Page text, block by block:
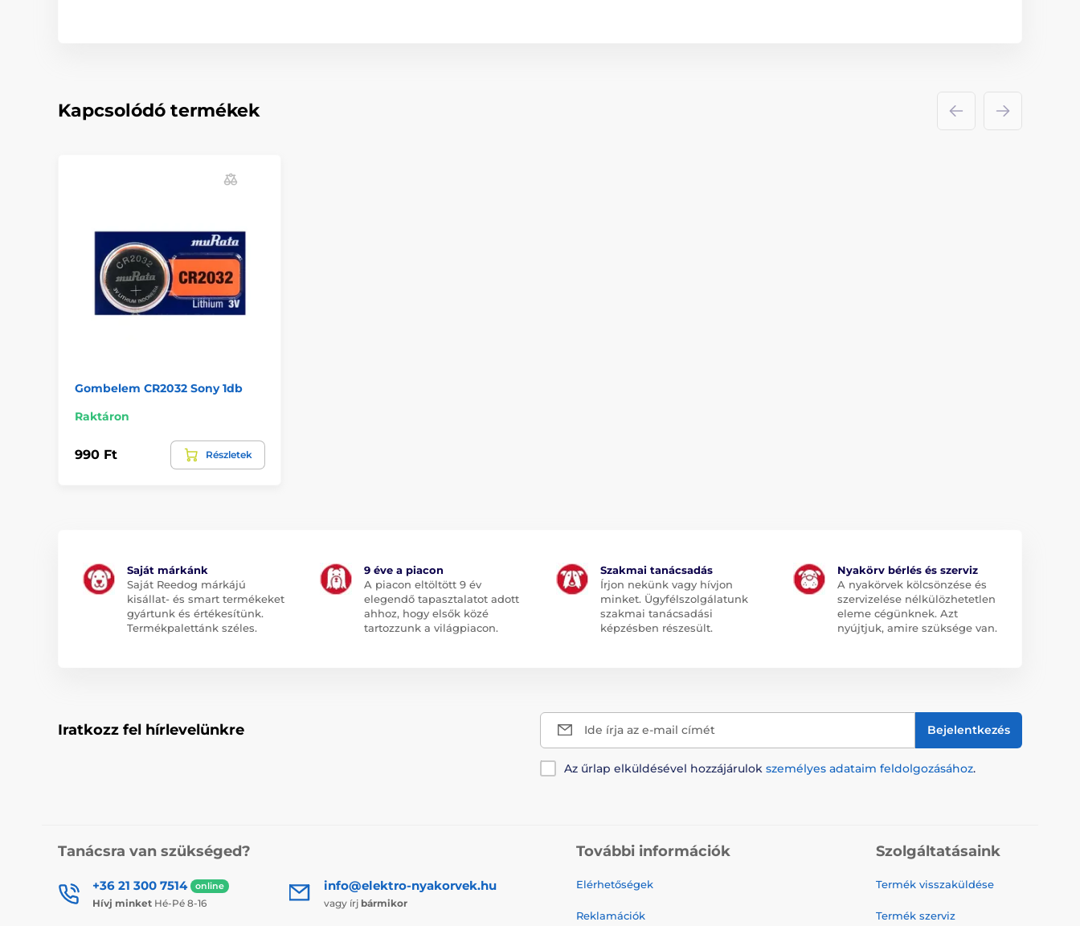
Kapcsolódó termékek
Gombelem CR2032 Sony 1db
Raktáron
990 Ft Részletek
Saját márkánk
Saját Reedog márkájú
kisállat- és smart termékeket
gyártunk és értékesítünk.
Termékpalettánk széles.
9 éve a piacon
A piacon eltöltött 9 év
elegendő tapasztalatot adott
ahhoz, hogy elsők közé
tartozzunk a világpiacon.
Szakmai tanácsadás
Írjon nekünk vagy hívjon
minket. Ügyfélszolgálatunk
szakmai tanácsadási
képzésben részesült.
Nyakörv bérlés és szerviz
A nyakörvek kölcsönzése és
szervizelése nélkülözhetetlen
eleme cégünknek. Azt
nyújtjuk, amire szüksége van.
Iratkozz fel hírlevelünkre Ide írja az e-mail címét Bejelentkezés
Az űrlap elküldésével hozzájárulok személyes adataim feldolgozásához.
Tanácsra van szükséged?
+36 21 300 7514 online
Hívj minket Hé-Pé 8-16
info@elektro-nyakorvek.hu
vagy írj bármikor
További információk
Elérhetőségek
Reklamációk
Szolgáltatásaink
Termék visszaküldése
Termék szerviz